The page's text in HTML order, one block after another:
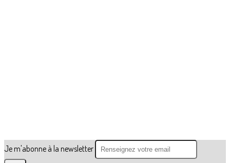
Je m'abonne à la newsletter